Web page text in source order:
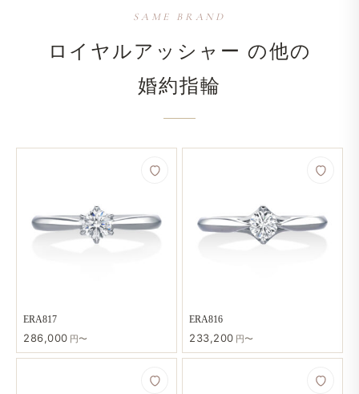
SAME BRAND
ロイヤルアッシャー の​他の​
婚約指輪
ERA817
286,000 円〜
ERA816
233,200 円〜